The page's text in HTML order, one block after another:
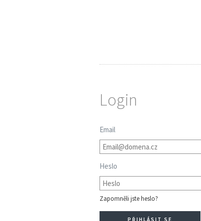
Login
Email
Heslo
Zapomněli jste heslo?